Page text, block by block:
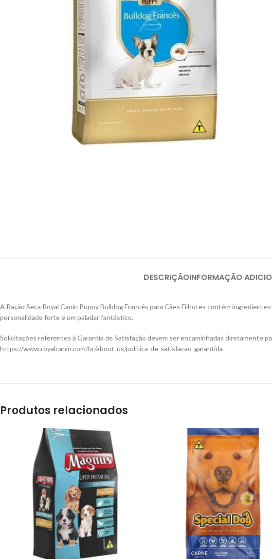
DESCRIÇÃOINFORMAÇÃO
A Ração Seca Royal Canin Puppy Bulldog Francês para Cães Filhotes contém
personalidade forte e um paladar fantástico.
Solicitações referentes à Garantia de Satisfação devem ser encaminhadas diretamente
https://www.royalcanin.com/br/about-us/politica-de-satisfacao-garantida
Produtos relacionados